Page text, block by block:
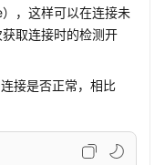
，这样可以在连接未
取连接时的检测开
接是否正常，相比